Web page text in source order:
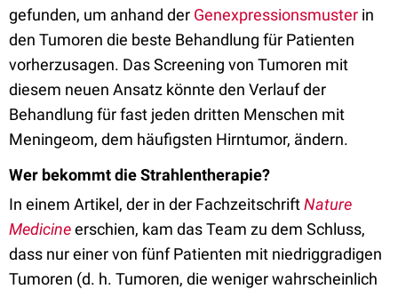
gefunden, um anhand der Genexpressionsmuster in
den Tumoren die beste Behandlung für Patienten
vorherzusagen. Das Screening von Tumoren mit
diesem neuen Ansatz könnte den Verlauf der
Behandlung für fast jeden dritten Menschen mit
Meningeom, dem häufigsten Hirntumor, ändern.
Wer bekommt die Strahlentherapie?
In einem Artikel, der in der FachzeitschriftNature
Medicineerschien, kam das Team zu dem Schluss,
dass nur einer von fünf Patienten mit niedriggradigen
Tumoren (d. h. Tumoren, die weniger wahrscheinlich